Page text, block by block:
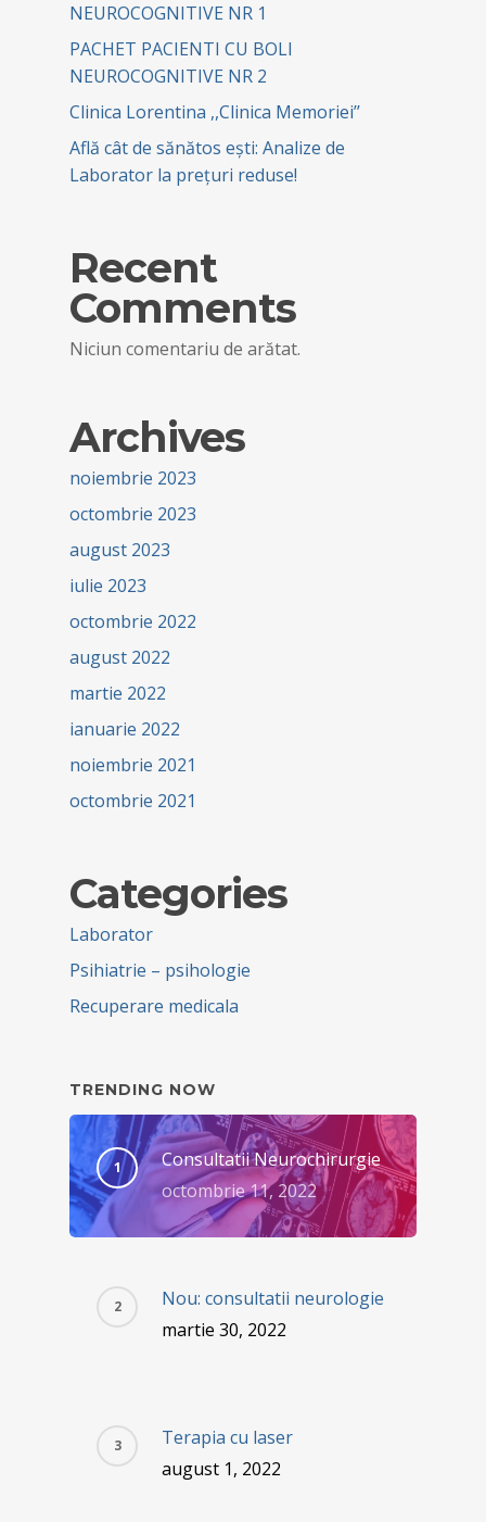
NEUROCOGNITIVE NR 1
PACHET PACIENTI CU BOLI
NEUROCOGNITIVE NR 2
Clinica Lorentina ,,Clinica Memoriei’’
Află cât de sănătos ești: Analize de
Laborator la prețuri reduse!
Recent
Comments
Niciun comentariu de arătat.
Archives
noiembrie 2023
octombrie 2023
august 2023
iulie 2023
octombrie 2022
august 2022
martie 2022
ianuarie 2022
noiembrie 2021
octombrie 2021
Categories
Laborator
Psihiatrie – psihologie
Recuperare medicala
TRENDING NOW
Consultatii Neurochirurgie
octombrie 11, 2022
Nou: consultatii neurologie
martie 30, 2022
Terapia cu laser
august 1, 2022